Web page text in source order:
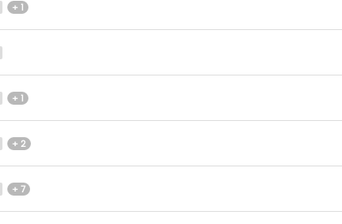
+ 1
+ 1
+ 2
+ 7